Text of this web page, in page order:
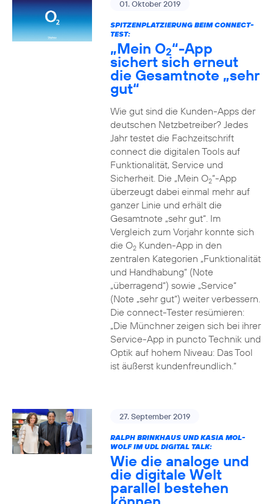
01. Oktober 2019
SPITZENPLATZIERUNG BEIM CONNECT-
TEST:
„Mein O2“-App
sichert sich erneut
die Gesamtnote „sehr
gut“
Wie gut sind die Kunden-Apps der
deutschen Netzbetreiber? Jedes
Jahr testet die Fachzeitschrift
connect die digitalen Tools auf
Funktionalität, Service und
Sicherheit. Die „Mein O2“-App
überzeugt dabei einmal mehr auf
ganzer Linie und erhält die
Gesamtnote „sehr gut“. Im
Vergleich zum Vorjahr konnte sich
die O2Kunden-App in den
zentralen Kategorien „Funktionalität
und Handhabung“ (Note
„überragend“) sowie „Service“
(Note „sehr gut“) weiter verbessern.
Die connect-Tester resümieren:
„Die Münchner zeigen sich bei ihrer
Service-App in puncto Technik und
Optik auf hohem Niveau: Das Tool
ist äußerst kundenfreundlich.“
27. September 2019
RALPH BRINKHAUS UND KASIA MOL-
WOLF IM UDL DIGITAL TALK:
Wie die analoge und
die digitale Welt
parallel bestehen